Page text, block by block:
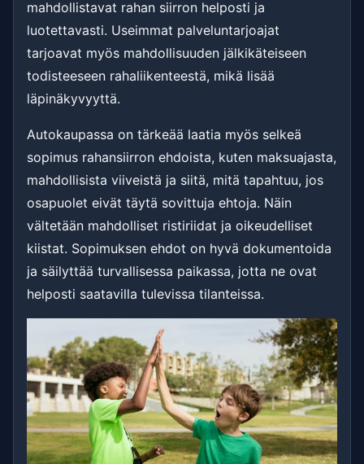
mahdollistavat rahan siirron helposti ja
luotettavasti. Useimmat palveluntarjoajat
tarjoavat myös mahdollisuuden jälkikäteiseen
todisteeseen rahaliikenteestä, mikä lisää
läpinäkyvyyttä.
Autokaupassa on tärkeää laatia myös selkeä
sopimus rahansiirron ehdoista, kuten maksuajasta,
mahdollisista viiveistä ja siitä, mitä tapahtuu, jos
osapuolet eivät täytä sovittuja ehtoja. Näin
vältetään mahdolliset ristiriidat ja oikeudelliset
kiistat. Sopimuksen ehdot on hyvä dokumentoida
ja säilyttää turvallisessa paikassa, jotta ne ovat
helposti saatavilla tulevissa tilanteissa.